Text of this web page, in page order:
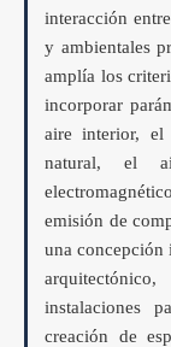
interacción
y ambientales
amplía los
incorporar
aire interior, el
natural, el
emisión de
una concepción
instalaciones
creación de